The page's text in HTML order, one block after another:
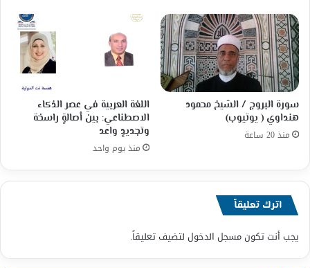
سورة البروج / الشيخ محمود
هنداوي ( يوتيوب)
منذ 20 ساعة
اللغة العربية في عصر الذكاء
الاصطناعي: بين أصالةٍ راسخة
وتجديدٍ واعد
منذ يوم واحد
اترك تعليقاً
يجب أنت تكونمسجل الدخول لتضيف تعليقاً.